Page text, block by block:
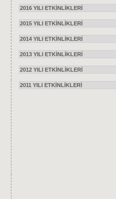
2016 YILI ETKİNLİKLERİ
2015 YILI ETKİNLİKLERİ
2014 YILI ETKİNLİKLERİ
2013 YILI ETKİNLİKLERİ
2012 YILI ETKİNLİKLERİ
2011 YILI ETKİNLİKLERİ